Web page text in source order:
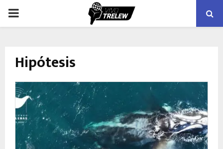
PRIMARY
Hipótesis